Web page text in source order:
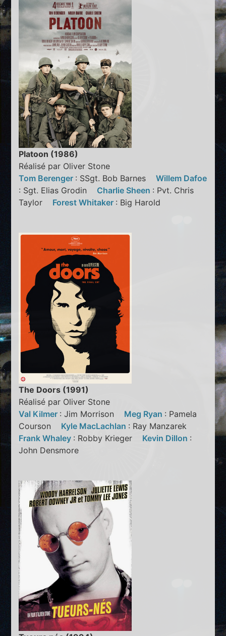
Platoon (1986)
Réalisé par Oliver Stone
Tom Berenger : SSgt. Bob BarnesWillem Dafoe
: Sgt. Elias Grodin Charlie Sheen : Pvt. Chris
Taylor Forest Whitaker : Big Harold
The Doors (1991)
Réalisé par Oliver Stone
Val Kilmer : Jim Morrison Meg Ryan : Pamela
Courson Kyle MacLachlan : Ray Manzarek
Frank Whaley : Robby Krieger Kevin Dillon :
John Densmore